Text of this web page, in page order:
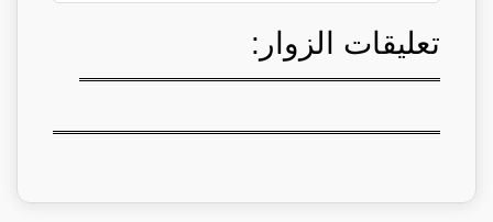
تعليقات الزوار: